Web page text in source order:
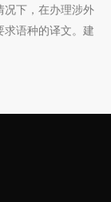
况下，在办理涉外
语种的译文。建